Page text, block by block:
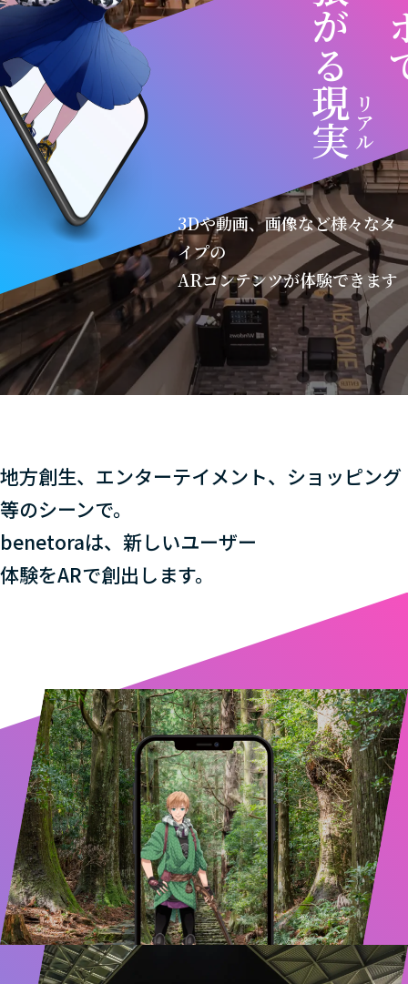
がる
現実
3Dや動画、画像など様々なタ
イプの
ARコンテンツが体験できます
地方創生、エンターテイメント、ショッピング
等のシーンで。
benetoraは、新しいユーザー
体験をARで創出します。